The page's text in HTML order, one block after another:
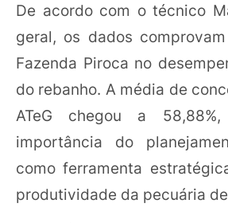
De acordo com o técnico
geral, os dados
Fazenda Piroca no
do rebanho. A média de
ATeG chegou a
importância do
como ferramenta
produtividade da pecuária